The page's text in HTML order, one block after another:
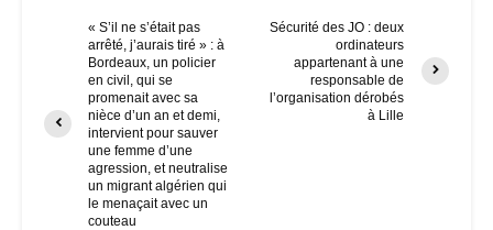
« S’il ne s’était pas
arrêté, j’aurais tiré » : à
Bordeaux, un policier
en civil, qui se
promenait avec sa
nièce d’un an et demi,
intervient pour sauver
une femme d’une
agression, et neutralise
un migrant algérien qui
le menaçait avec un
couteau
Sécurité des JO : deux
ordinateurs
appartenant à une
responsable de
l’organisation dérobés
à Lille